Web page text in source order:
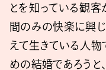
とを知っている観客
間のみの快楽に興
えて生きている人物
めの結婚であろうと